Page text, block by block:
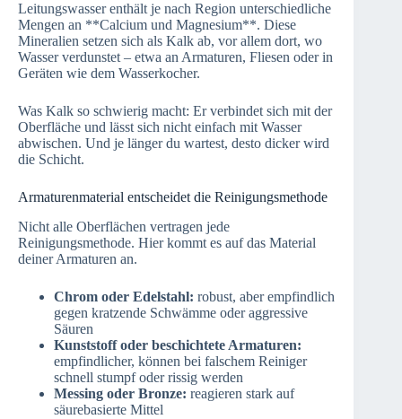
Leitungswasser enthält je nach Region unterschiedliche
Mengen an **Calcium und Magnesium**. Diese
Mineralien setzen sich als Kalk ab, vor allem dort, wo
Wasser verdunstet – etwa an Armaturen, Fliesen oder in
Geräten wie dem Wasserkocher.
Was Kalk so schwierig macht: Er verbindet sich mit der
Oberfläche und lässt sich nicht einfach mit Wasser
abwischen. Und je länger du wartest, desto dicker wird
die Schicht.
Armaturenmaterial entscheidet die Reinigungsmethode
Nicht alle Oberflächen vertragen jede
Reinigungsmethode. Hier kommt es auf das Material
deiner Armaturen an.
Chrom oder Edelstahl: robust, aber empfindlich
gegen kratzende Schwämme oder aggressive
Säuren
Kunststoff oder beschichtete Armaturen:
empfindlicher, können bei falschem Reiniger
schnell stumpf oder rissig werden
Messing oder Bronze: reagieren stark auf
säurebasierte Mittel